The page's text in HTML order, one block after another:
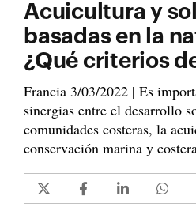
Acuicultura y
basadas en la
¿Qué criterios
Francia 3/03/2022 | Es
sinergias entre el desarrollo
comunidades costeras, la
conservación marina y